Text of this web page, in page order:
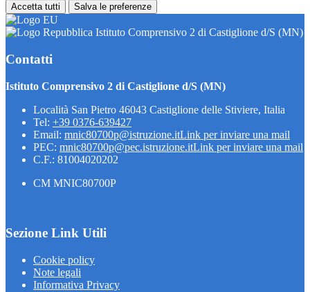
Accetta tutti Salva le preferenze
Istituto Comprensivo 2 di Castiglione d/S (MN)
Contatti
Istituto Comprensivo 2 di Castiglione d/S (MN)
Località San Pietro 46043 Castiglione delle Stiviere, Italia
Tel: +39 0376-639427
Email: mnic80700p@istruzione.itLink per inviare una mail
PEC: mnic80700p@pec.istruzione.itLink per inviare una mail
C.F.: 81004020202
CM MNIC80700P
Sezione Link Utili
Cookie policy
Note legali
Informativa Privacy